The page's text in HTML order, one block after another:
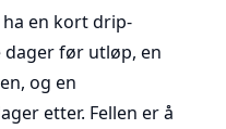
ha en kort drip-
dager før utløp, en
og en
etter. Fellen er å